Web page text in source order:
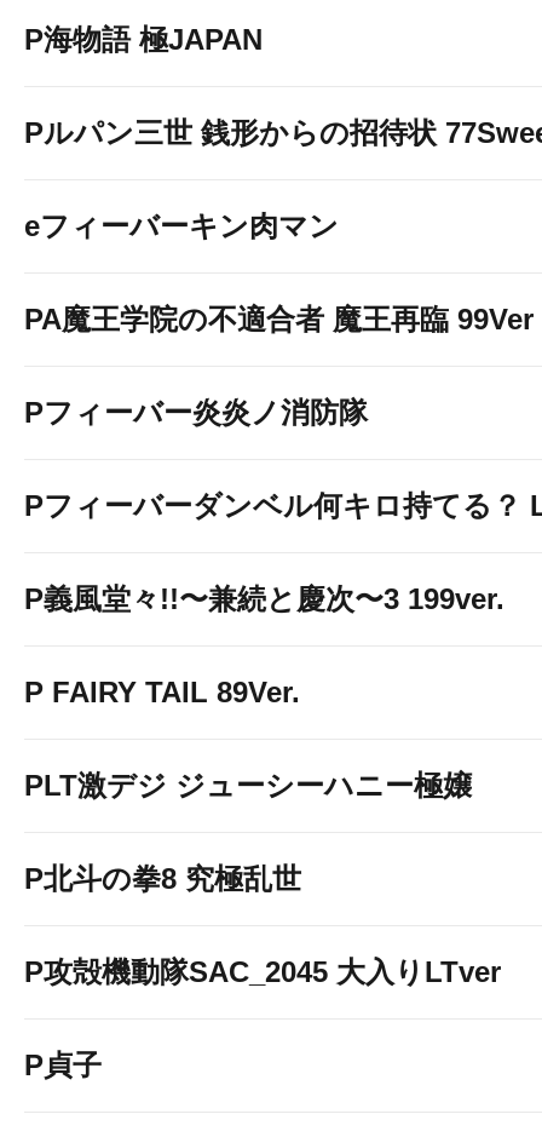
P海物語 極JAPAN
Pルパン三世 銭形からの招待状
eフィーバーキン肉マン
PA魔王学院の不適合者 魔王再臨 99Ver
Pフィーバー炎炎ノ消防隊
Pフィーバーダンベル何キロ持てる？
P義風堂々!!〜兼続と慶次〜3 199ver.
P FAIRY TAIL 89Ver.
PLT激デジ ジューシーハニー極嬢
P北斗の拳8 究極乱世
P攻殻機動隊SAC_2045 大入りLTver
P貞子